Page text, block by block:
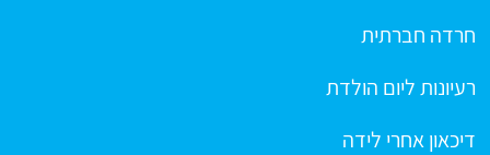
חרדה חברתית
רעיונות ליום הולדת
דיכאון אחרי לידה